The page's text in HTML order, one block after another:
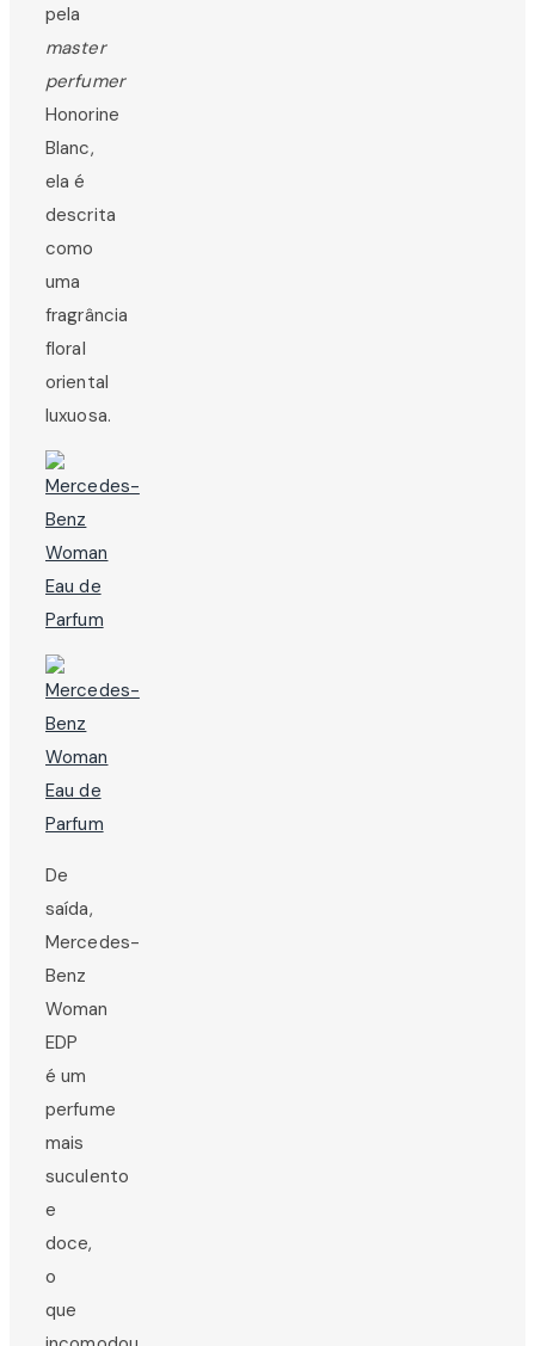
pela
master
perfumer
Honorine
Blanc,
ela é
descrita
como
uma
fragrância
floral
oriental
luxuosa.
De
saída,
Mercedes-
Benz
Woman
EDP
é um
perfume
mais
suculento
e
doce,
o
que